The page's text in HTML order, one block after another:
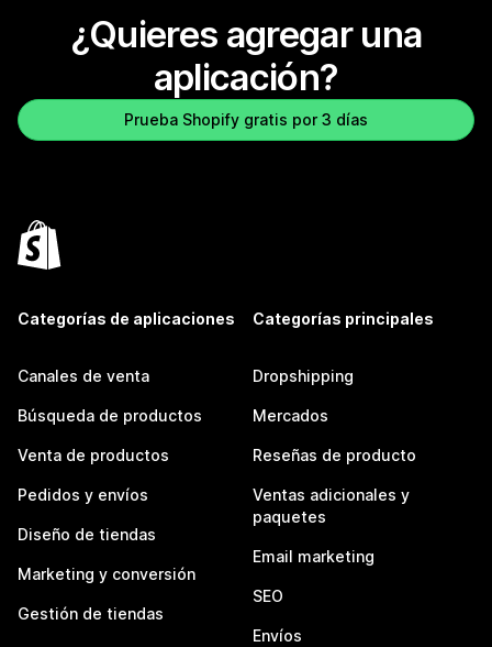
¿Quieres agregar una
aplicación?
Prueba Shopify gratis por 3 días
Categorías de aplicaciones
Canales de venta
Búsqueda de productos
Venta de productos
Pedidos y envíos
Diseño de tiendas
Marketing y conversión
Gestión de tiendas
Categorías principales
Dropshipping
Mercados
Reseñas de producto
Ventas adicionales y
paquetes
Email marketing
SEO
Envíos